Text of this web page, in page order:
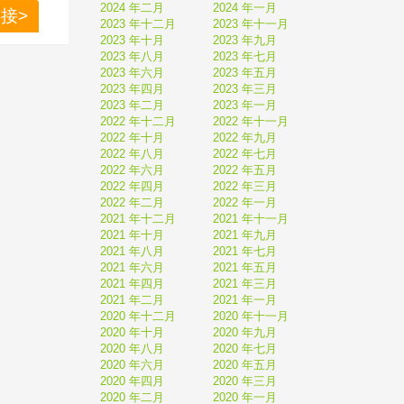
骼发
>
2024 年二月
2024 年一月
2023 年十二月
2023 年十一月
2023 年十月
2023 年九月
2023 年八月
2023 年七月
2023 年六月
2023 年五月
2023 年四月
2023 年三月
2023 年二月
2023 年一月
2022 年十二月
2022 年十一月
2022 年十月
2022 年九月
2022 年八月
2022 年七月
2022 年六月
2022 年五月
2022 年四月
2022 年三月
2022 年二月
2022 年一月
2021 年十二月
2021 年十一月
2021 年十月
2021 年九月
2021 年八月
2021 年七月
2021 年六月
2021 年五月
2021 年四月
2021 年三月
2021 年二月
2021 年一月
2020 年十二月
2020 年十一月
2020 年十月
2020 年九月
2020 年八月
2020 年七月
2020 年六月
2020 年五月
2020 年四月
2020 年三月
2020 年二月
2020 年一月